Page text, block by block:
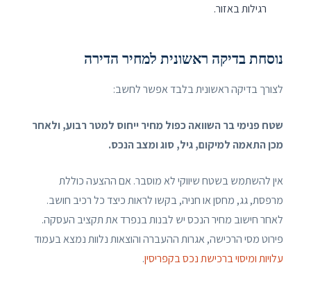
רגילות באזור.
נוסחת בדיקה ראשונית למחיר הדירה
לצורך בדיקה ראשונית בלבד אפשר לחשב:
שטח פנימי בר השוואה כפול מחיר ייחוס למטר רבוע, ולאחר
מכן התאמה למיקום, גיל, סוג ומצב הנכס.
אין להשתמש בשטח שיווקי לא מוסבר. אם ההצעה כוללת
מרפסת, גג, מחסן או חניה, בקשו לראות כיצד כל רכיב חושב.
לאחר חישוב מחיר הנכס יש לבנות בנפרד את תקציב העסקה.
פירוט מסי הרכישה, אגרות ההעברה והוצאות נלוות נמצא בעמוד
עלויות ומיסוי ברכישת נכס בקפריסין.